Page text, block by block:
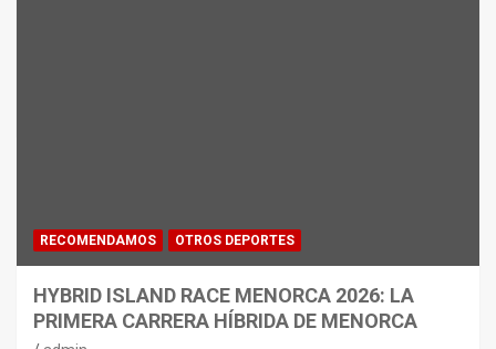
RECOMENDAMOS OTROS DEPORTES
HYBRID ISLAND RACE MENORCA 2026: LA
PRIMERA CARRERA HÍBRIDA DE MENORCA